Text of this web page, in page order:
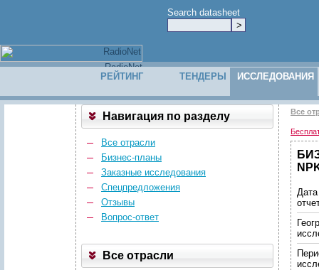
Search datasheet
РЕЙТИНГ ТЕНДЕРЫ ИССЛЕДОВАНИЯ
Навигация по разделу
Все отрасли
Бизнес-планы
Заказные исследования
Спецпредложения
Отзывы
Вопрос-ответ
Все отрасли
Все